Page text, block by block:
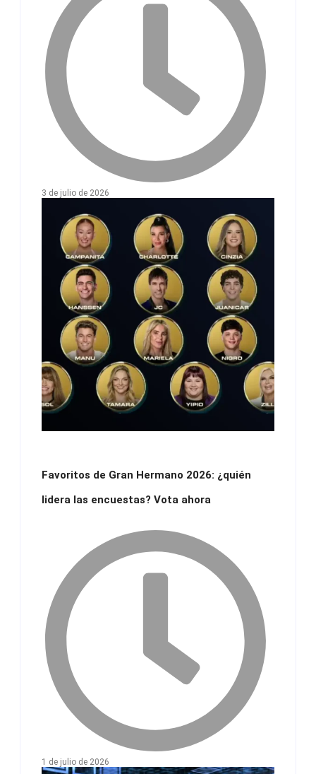
3 de julio de 2026
Favoritos de Gran Hermano 2026: ¿quién
lidera las encuestas? Vota ahora
1 de julio de 2026